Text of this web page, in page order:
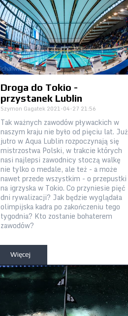
Droga do Tokio -
przystanek Lublin
Szymon Gagatek 2021-04-27 21:56
Tak ważnych zawodów pływackich w
naszym kraju nie było od pięciu lat. Już
jutro w Aqua Lublin rozpoczynają się
mistrzostwa Polski, w trakcie których
nasi najlepsi zawodnicy stoczą walkę
nie tylko o medale, ale też - a może
nawet przede wszystkim - o przepustki
na igrzyska w Tokio. Co przyniesie pięć
dni rywalizacji? Jak będzie wyglądała
olimpijska kadra po zakończeniu tego
tygodnia? Kto zostanie bohaterem
zawodów?
Więcej